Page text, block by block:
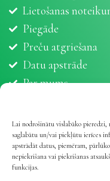
Lai nodrošinātu vislabāko
saglabātu un/vai piekļūtu ierīces
apstrādāt datus, piemēram,
nepiekrišana vai piekrišanas
funkcijas.
Lietošanas
Piegāde
Preču atgriešana
Datu apstrāde
Par mums
Sīkdatnes